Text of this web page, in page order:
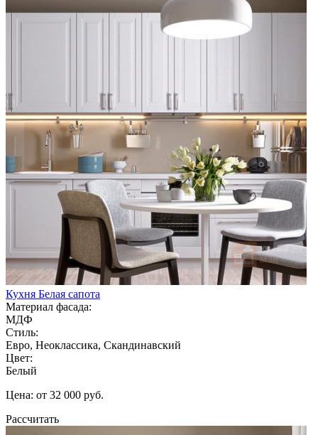
Кухня Белая сапота
Материал фасада:
МДФ
Стиль:
Евро, Неоклассика, Скандинавский
Цвет:
Белый
Цена: от 32 000 руб.
Рассчитать